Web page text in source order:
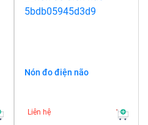
Nón đo điện não
Liên hệ